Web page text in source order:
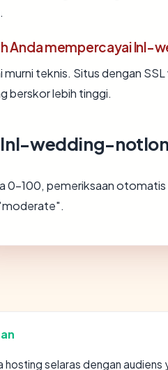
Anda mempercayai
murni teknis. Situs dengan
berskor lebih tinggi.
lnl-wedding-
0-100, pemeriksaan
hosting selaras dengan audiens